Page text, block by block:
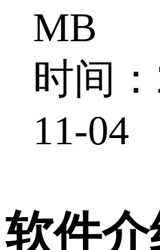
MB
时间
11-04
软件介